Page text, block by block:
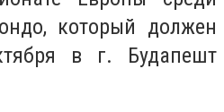
который должен
в г. Будапешт